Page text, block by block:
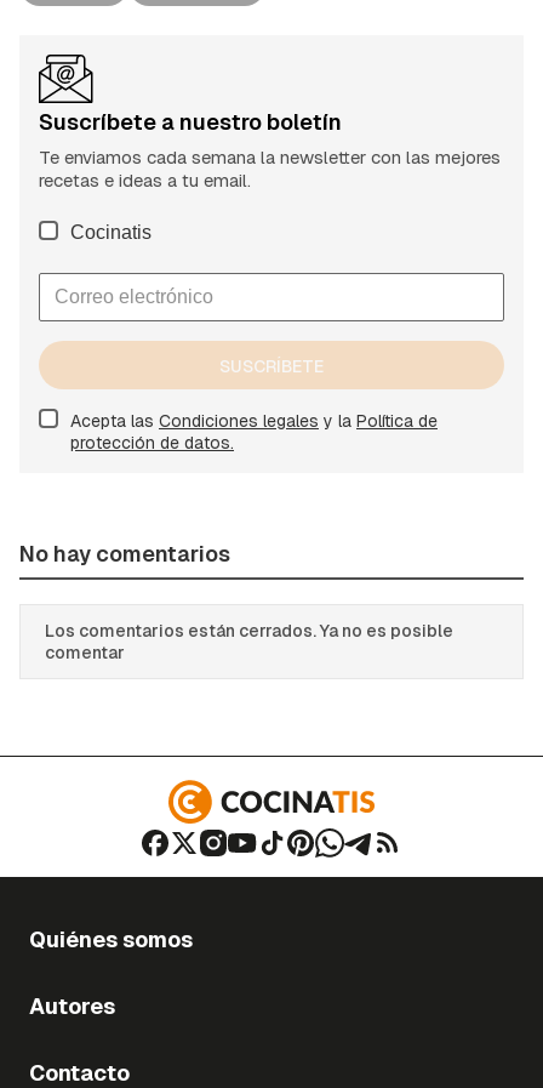
Suscríbete a nuestro boletín
Te enviamos cada semana la newsletter con las mejores
recetas e ideas a tu email.
Cocinatis
SUSCRÍBETE
Acepta las Condiciones legales y la Política de
protección de datos.
No hay comentarios
Los comentarios están cerrados. Ya no es posible
comentar
Quiénes somos
Autores
Contacto